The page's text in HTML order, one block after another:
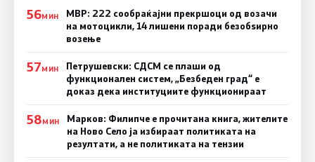
56МИН
МВР: 222 сообраќајни прекршоци од возачи
на мотоцикли, 14 лишени поради безобѕирно
возење
57МИН
Петрушевски: СДСМ се плаши од
функционален систем, „Безбеден град“ е
доказ дека институциите функционираат
58МИН
Марков: Филипче е прочитана книга, жителите
на Ново Село ја избираат политиката на
резултати, а не политиката на тензии